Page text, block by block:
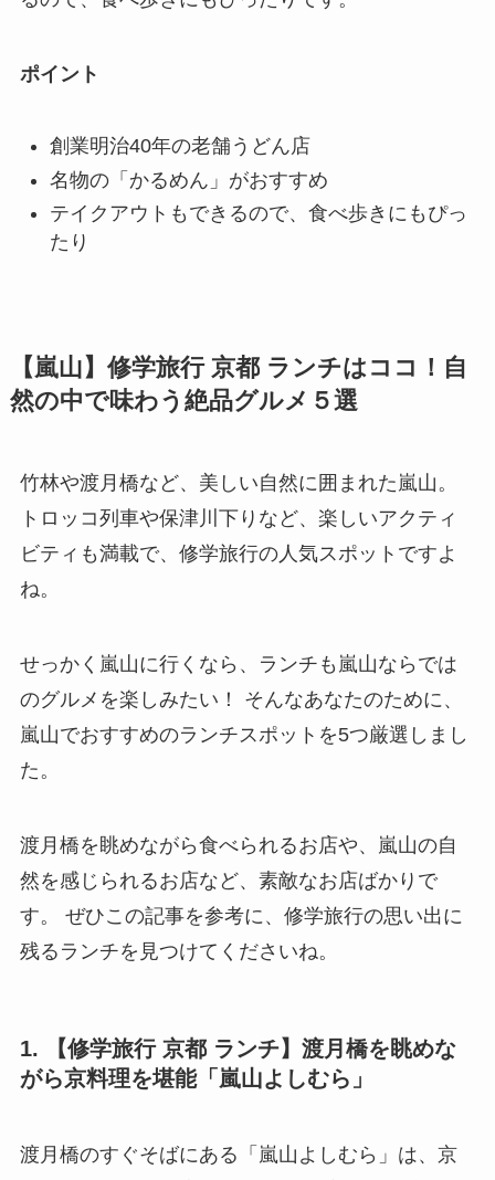
ポイント
創業明治40年の老舗うどん店
名物の「かるめん」がおすすめ
テイクアウトもできるので、食べ歩きにもぴっ
たり
【嵐山】修学旅行 京都 ランチはココ！自
然の中で味わう絶品グルメ５選
竹林や渡月橋など、美しい自然に囲まれた嵐山。
トロッコ列車や保津川下りなど、楽しいアクティ
ビティも満載で、修学旅行の人気スポットですよ
ね。
せっかく嵐山に行くなら、ランチも嵐山ならでは
のグルメを楽しみたい！ そんなあなたのために、
嵐山でおすすめのランチスポットを5つ厳選しまし
た。
渡月橋を眺めながら食べられるお店や、嵐山の自
然を感じられるお店など、素敵なお店ばかりで
す。 ぜひこの記事を参考に、修学旅行の思い出に
残るランチを見つけてくださいね。
1. 【修学旅行 京都 ランチ】渡月橋を眺めな
がら京料理を堪能「嵐山よしむら」
渡月橋のすぐそばにある「嵐山よしむら」は、京